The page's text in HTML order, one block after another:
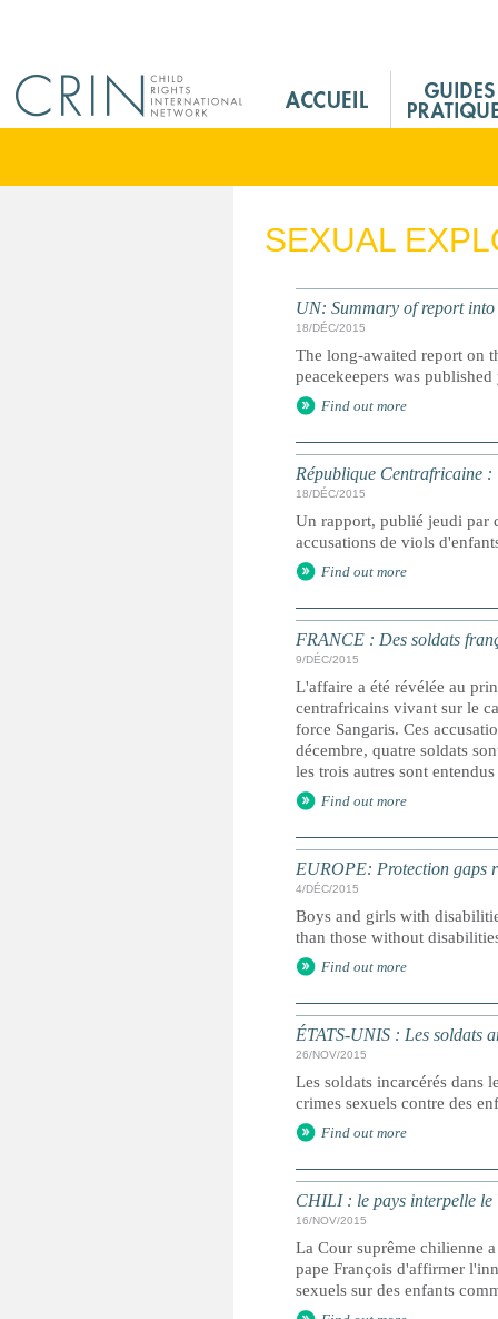
M
n
SEXUAL
UN: Summary of report into
18/DÉC/2015
The long-awaited report on
peacekeepers was
Find out more
République Centrafricaine
18/DÉC/2015
Un rapport, publié jeudi par
accusations de viols
Find out more
FRANCE : Des soldats
9/DÉC/2015
L'affaire a été révélée au
centrafricains vivant sur le
force Sangaris. Ces
décembre, quatre soldats
les trois autres sont
Find out more
EUROPE: Protection gaps
4/DÉC/2015
Boys and girls with
than those without
Find out more
ÉTATS-UNIS : Les soldats
26/NOV/2015
Les soldats incarcérés dans
crimes sexuels contre des
Find out more
CHILI : le pays interpelle le
16/NOV/2015
La Cour suprême chilienne
pape François d'affirmer
sexuels sur des enfants